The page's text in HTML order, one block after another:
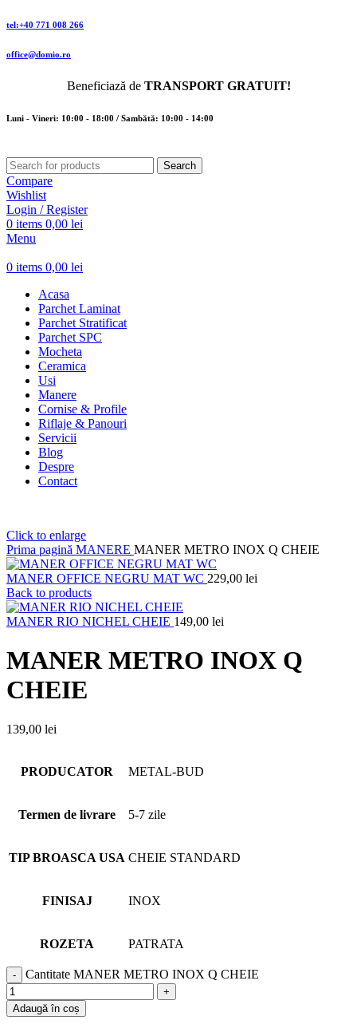
tel:+40 771 008 266
office@domio.ro
Beneficiază de TRANSPORT GRATUIT!
Luni - Vineri: 10:00 - 18:00 / Sambătă: 10:00 - 14:00
Search
Compare
Wishlist
Login / Register
0 items 0,00 lei
Menu
0 items 0,00 lei
Acasa
Parchet Laminat
Parchet Stratificat
Parchet SPC
Mocheta
Ceramica
Usi
Manere
Cornise & Profile
Riflaje & Panouri
Servicii
Blog
Despre
Contact
Click to enlarge
Prima pagină MANERE MANER METRO INOX Q CHEIE
MANER OFFICE NEGRU MAT WC 229,00 lei
Back to products
MANER RIO NICHEL CHEIE 149,00 lei
MANER METRO INOX Q
CHEIE
139,00 lei
PRODUCATOR METAL-BUD
Termen de livrare 5-7 zile
TIP BROASCA USA CHEIE STANDARD
FINISAJ INOX
ROZETA PATRATA
Cantitate MANER METRO INOX Q CHEIE
Adaugă în coș